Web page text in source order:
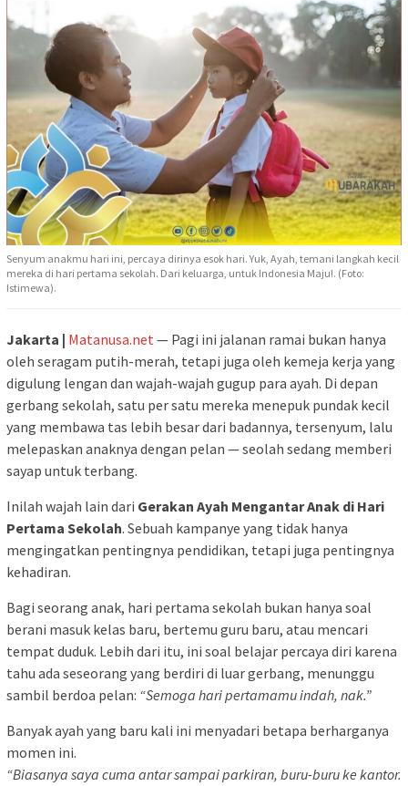
Senyum anakmu hari ini, percaya dirinya esok hari. Yuk, Ayah, temani langkah kecil
mereka di hari pertama sekolah. Dari keluarga, untuk Indonesia Maju!. (Foto:
Istimewa).
Jakarta | Matanusa.net— Pagi ini jalanan ramai bukan hanya
oleh seragam putih-merah, tetapi juga oleh kemeja kerja yang
digulung lengan dan wajah-wajah gugup para ayah. Di depan
gerbang sekolah, satu per satu mereka menepuk pundak kecil
yang membawa tas lebih besar dari badannya, tersenyum, lalu
melepaskan anaknya dengan pelan — seolah sedang memberi
sayap untuk terbang.
Inilah wajah lain dari Gerakan Ayah Mengantar Anak di Hari
Pertama Sekolah. Sebuah kampanye yang tidak hanya
mengingatkan pentingnya pendidikan, tetapi juga pentingnya
kehadiran.
Bagi seorang anak, hari pertama sekolah bukan hanya soal
berani masuk kelas baru, bertemu guru baru, atau mencari
tempat duduk. Lebih dari itu, ini soal belajar percaya diri karena
tahu ada seseorang yang berdiri di luar gerbang, menunggu
sambil berdoa pelan: “Semoga hari pertamamu indah, nak.”
Banyak ayah yang baru kali ini menyadari betapa berharganya
momen ini.
“Biasanya saya cuma antar sampai parkiran, buru-buru ke kantor.